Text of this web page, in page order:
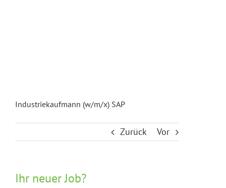
Industriekaufmann (w/m/x) SAP
Zurück Vor
Ihr neuer Job?